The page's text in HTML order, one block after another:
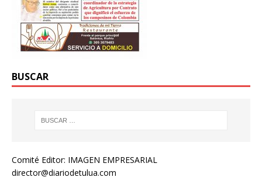
BUSCAR
Comité Editor: IMAGEN EMPRESARIAL
director@diariodetulua.com